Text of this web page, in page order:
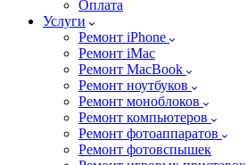
Оплата
Услуги
Ремонт iPhone
Ремонт iMac
Ремонт MacBook
Ремонт ноутбуков
Ремонт моноблоков
Ремонт компьютеров
Ремонт фотоаппаратов
Ремонт фотовспышек